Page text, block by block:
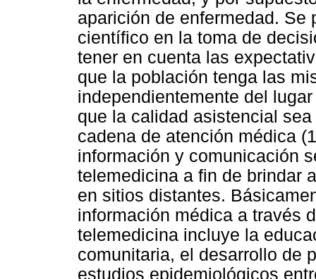
aparición de enfermedad. Se
científico en la toma de
tener en cuenta las
que la población tenga las
independientemente del
que la calidad asistencial
cadena de atención médica
información y comunicación
telemedicina a fin de brindar
en sitios distantes.
información médica a través
telemedicina incluye la
comunitaria, el desarrollo de
estudios epidemiológicos